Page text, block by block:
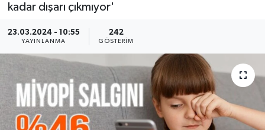
kadar dışarı çıkmıyor'
23.03.2024 - 10:55
YAYINLANMA
242
GÖSTERIM
Son Dakika Haberleri
Haber Arşivi